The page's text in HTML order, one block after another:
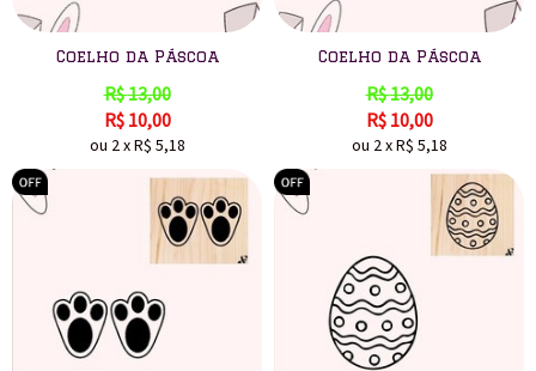
Coelho da Páscoa
R$13,00
R$ 10,00
ou 2xR$ 5,18
Coelho da Páscoa
R$13,00
R$ 10,00
ou 2xR$ 5,18